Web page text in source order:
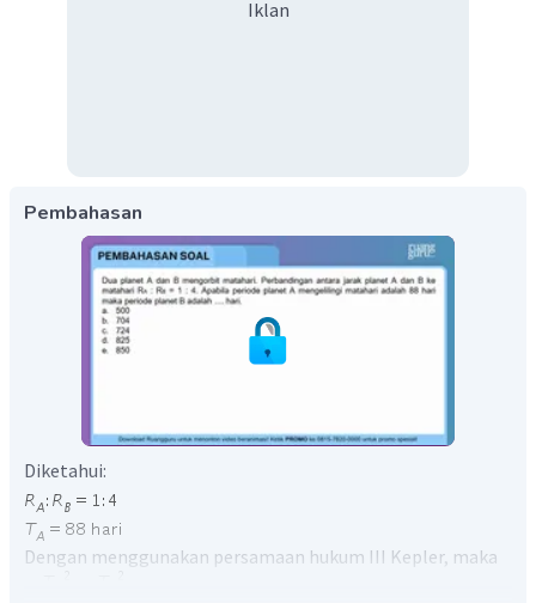
Iklan
Pembahasan
Diketahui:
Dengan menggunakan persamaan hukum III Kepler, maka